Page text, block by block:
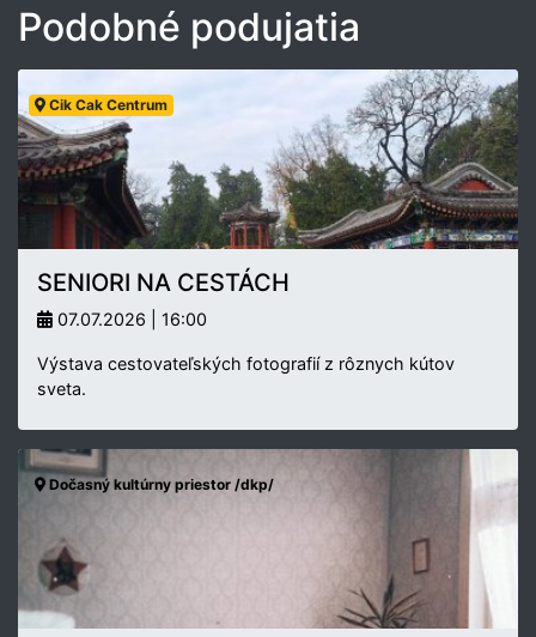
Podobné podujatia
Cik Cak Centrum
SENIORI NA CESTÁCH
07.07.2026 | 16:00
Výstava cestovateľských fotografií z rôznych kútov
sveta.
Dočasný kultúrny priestor /dkp/